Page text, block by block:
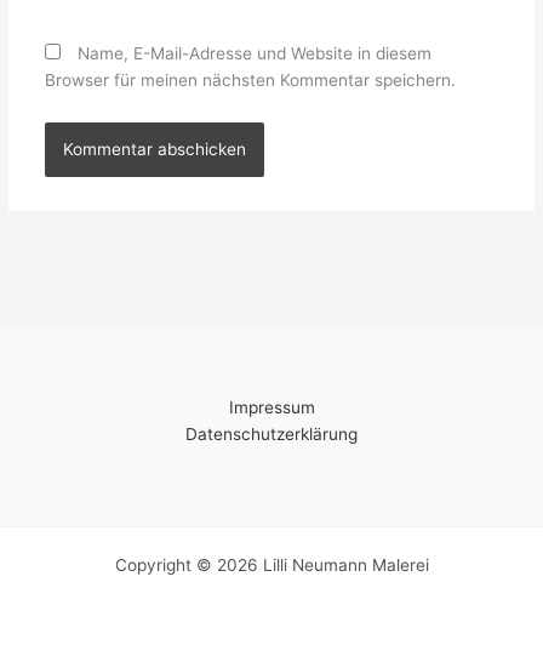
Name, E-Mail-Adresse und Website in diesem
Browser für meinen nächsten Kommentar speichern.
Impressum
Datenschutzerklärung
Copyright © 2026 Lilli Neumann Malerei